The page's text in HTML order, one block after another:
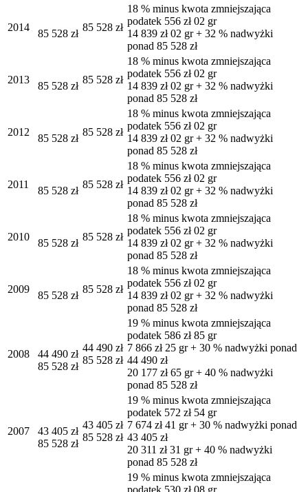
2014
85 528 zł
85 528 zł
18 % minus kwota zmniejszająca
podatek 556 zł 02 gr
14 839 zł 02 gr + 32 % nadwyżki
ponad 85 528 zł
2013
85 528 zł
85 528 zł
18 % minus kwota zmniejszająca
podatek 556 zł 02 gr
14 839 zł 02 gr + 32 % nadwyżki
ponad 85 528 zł
2012
85 528 zł
85 528 zł
18 % minus kwota zmniejszająca
podatek 556 zł 02 gr
14 839 zł 02 gr + 32 % nadwyżki
ponad 85 528 zł
2011
85 528 zł
85 528 zł
18 % minus kwota zmniejszająca
podatek 556 zł 02 gr
14 839 zł 02 gr + 32 % nadwyżki
ponad 85 528 zł
2010
85 528 zł
85 528 zł
18 % minus kwota zmniejszająca
podatek 556 zł 02 gr
14 839 zł 02 gr + 32 % nadwyżki
ponad 85 528 zł
2009
85 528 zł
85 528 zł
18 % minus kwota zmniejszająca
podatek 556 zł 02 gr
14 839 zł 02 gr + 32 % nadwyżki
ponad 85 528 zł
2008
44 490 zł
85 528 zł
44 490 zł
85 528 zł
19 % minus kwota zmniejszająca
podatek 586 zł 85 gr
7 866 zł 25 gr + 30 % nadwyżki ponad
44 490 zł
20 177 zł 65 gr + 40 % nadwyżki
ponad 85 528 zł
2007
43 405 zł
85 528 zł
43 405 zł
85 528 zł
19 % minus kwota zmniejszająca
podatek 572 zł 54 gr
7 674 zł 41 gr + 30 % nadwyżki ponad
43 405 zł
20 311 zł 31 gr + 40 % nadwyżki
ponad 85 528 zł
19 % minus kwota zmniejszająca
podatek 530 zł 08 gr